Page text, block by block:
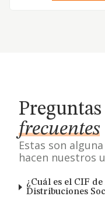
Preguntas
frecuentes
Estas son
hacen nuestros
¿Cuál es el CIF
Distribuciones